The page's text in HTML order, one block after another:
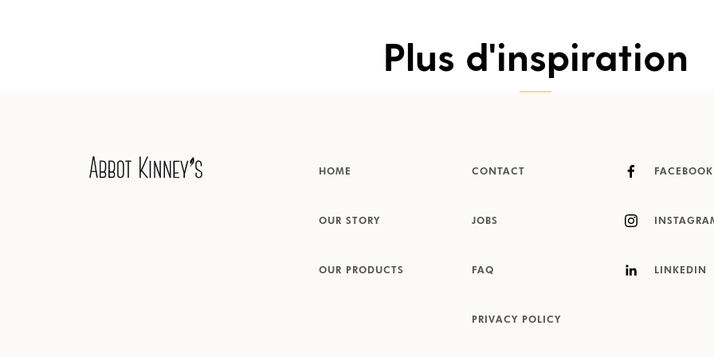
Plus d'inspiration
HOME
OUR STORY
OUR PRODUCTS
CONTACT
JOBS
FAQ
PRIVACY POLICY
FACEBOOK
LINKEDIN